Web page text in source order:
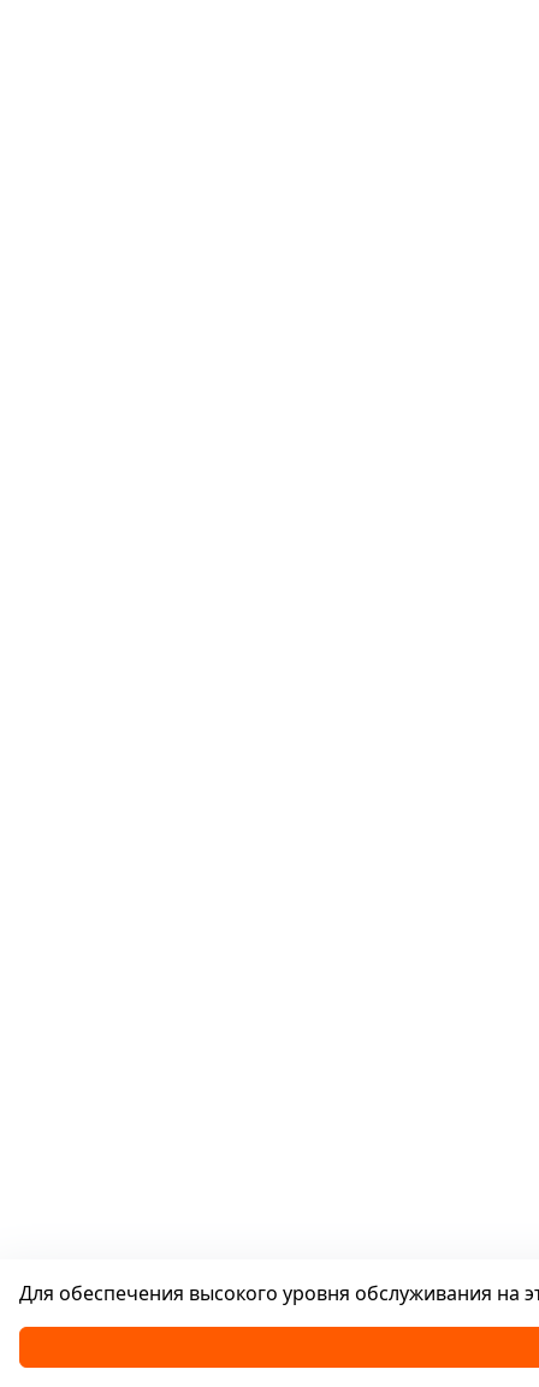
Каталог
Для обеспечения высокого уровня обслуживания на